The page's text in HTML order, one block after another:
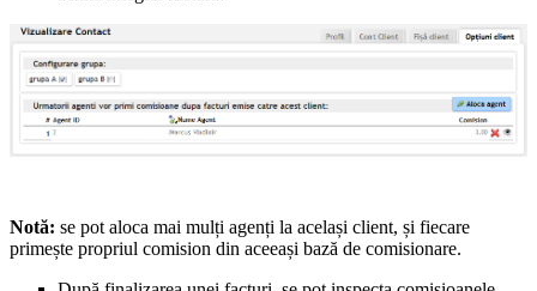
Notă: se pot aloca mai mulți agenți la același client, și fiecare
primește propriul comision din aceeași bază de comisionare.